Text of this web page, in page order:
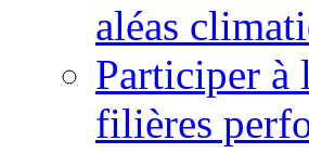
aléas
Participer à
filières